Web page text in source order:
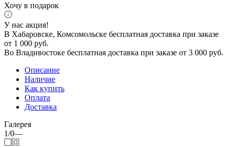
Хочу в подарок
У нас акция!
В Хабаровске, Комсомольске бесплатная доставка при заказе
от 1 000 руб.
Во Владивостоке бесплатная доставка при заказе от 3 000 руб.
Описание
Наличие
Как купить
Оплата
Доставка
Галерея
1/0—